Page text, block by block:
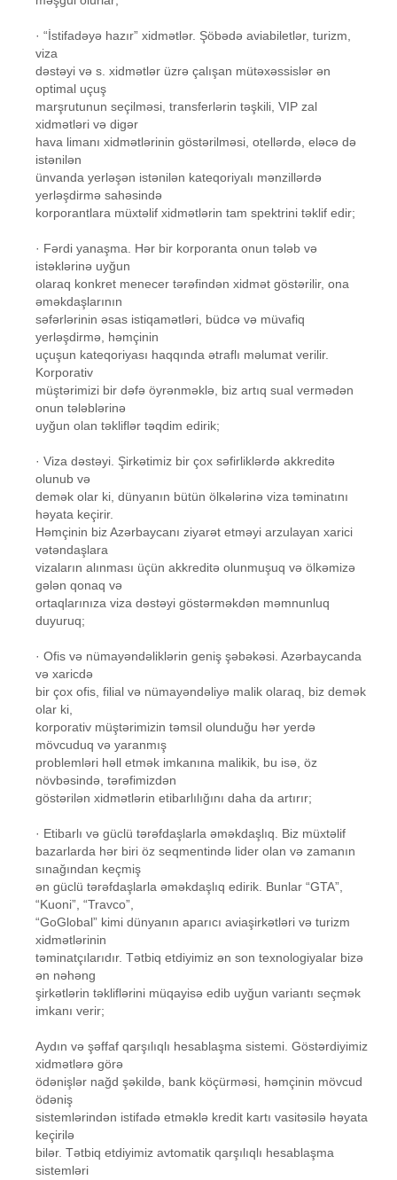
· “İstifadəyə hazır” xidmətlər. Şöbədə aviabiletlər, turizm,
viza
dəstəyi və s. xidmətlər üzrə çalışan mütəxəssislər ən
optimal uçuş
marşrutunun seçilməsi, transferlərin təşkili, VIP zal
xidmətləri və digər
hava limanı xidmətlərinin göstərilməsi, otellərdə, eləcə də
istənilən
ünvanda yerləşən istənilən kateqoriyalı mənzillərdə
yerləşdirmə sahəsində
korporantlara müxtəlif xidmətlərin tam spektrini təklif edir;
· Fərdi yanaşma. Hər bir korporanta onun tələb və
istəklərinə uyğun
olaraq konkret menecer tərəfindən xidmət göstərilir, ona
əməkdaşlarının
səfərlərinin əsas istiqamətləri, büdcə və müvafiq
yerləşdirmə, həmçinin
uçuşun kateqoriyası haqqında ətraflı məlumat verilir.
Korporativ
müştərimizi bir dəfə öyrənməklə, biz artıq sual vermədən
onun tələblərinə
uyğun olan təkliflər təqdim edirik;
· Viza dəstəyi. Şirkətimiz bir çox səfirliklərdə akkreditə
olunub və
demək olar ki, dünyanın bütün ölkələrinə viza təminatını
həyata keçirir.
Həmçinin biz Azərbaycanı ziyarət etməyi arzulayan xarici
vətəndaşlara
vizaların alınması üçün akkreditə olunmuşuq və ölkəmizə
gələn qonaq və
ortaqlarınıza viza dəstəyi göstərməkdən məmnunluq
duyuruq;
· Ofis və nümayəndəliklərin geniş şəbəkəsi. Azərbaycanda
və xaricdə
bir çox ofis, filial və nümayəndəliyə malik olaraq, biz demək
olar ki,
korporativ müştərimizin təmsil olunduğu hər yerdə
mövcuduq və yaranmış
problemləri həll etmək imkanına malikik, bu isə, öz
növbəsində, tərəfimizdən
göstərilən xidmətlərin etibarlılığını daha da artırır;
· Etibarlı və güclü tərəfdaşlarla əməkdaşlıq. Biz müxtəlif
bazarlarda hər biri öz seqmentində lider olan və zamanın
sınağından keçmiş
ən güclü tərəfdaşlarla əməkdaşlıq edirik. Bunlar “GTA”,
“Kuoni”, “Travco”,
“GoGlobal” kimi dünyanın aparıcı aviaşirkətləri və turizm
xidmətlərinin
təminatçılarıdır. Tətbiq etdiyimiz ən son texnologiyalar bizə
ən nəhəng
şirkətlərin təkliflərini müqayisə edib uyğun variantı seçmək
imkanı verir;
Aydın və şəffaf qarşılıqlı hesablaşma sistemi. Göstərdiyimiz
xidmətlərə görə
ödənişlər nağd şəkildə, bank köçürməsi, həmçinin mövcud
ödəniş
sistemlərindən istifadə etməklə kredit kartı vasitəsilə həyata
keçirilə
bilər. Tətbiq etdiyimiz avtomatik qarşılıqlı hesablaşma
sistemləri